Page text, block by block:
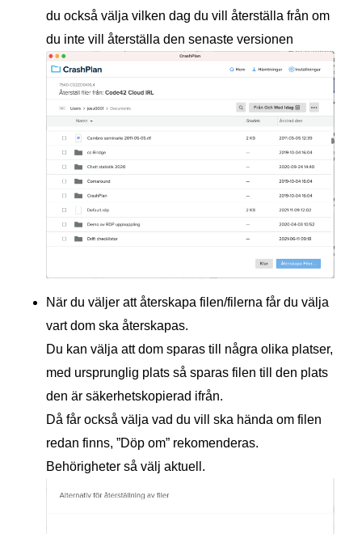
du också välja vilken dag du vill återställa från om
du inte vill återställa den senaste versionen
När du väljer att återskapa filen/filerna får du välja
vart dom ska återskapas.
Du kan välja att dom sparas till några olika platser,
med ursprunglig plats så sparas filen till den plats
den är säkerhetskopierad ifrån.
Då får också välja vad du vill ska hända om filen
redan finns, ”Döp om” rekomenderas.
Behörigheter så välj aktuell.